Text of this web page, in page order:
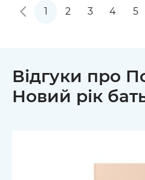
1 2 3 4 5
Відгуки про
Новий рік